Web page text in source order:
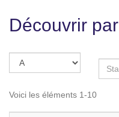
Découvrir
Voici les éléments 1-10